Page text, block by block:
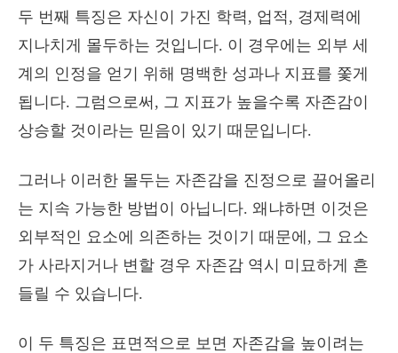
두 번째 특징은 자신이 가진 학력, 업적, 경제력에
지나치게 몰두하는 것입니다. 이 경우에는 외부 세
계의 인정을 얻기 위해 명백한 성과나 지표를 쫓게
됩니다. 그럼으로써, 그 지표가 높을수록 자존감이
상승할 것이라는 믿음이 있기 때문입니다.
그러나 이러한 몰두는 자존감을 진정으로 끌어올리
는 지속 가능한 방법이 아닙니다. 왜냐하면 이것은
외부적인 요소에 의존하는 것이기 때문에, 그 요소
가 사라지거나 변할 경우 자존감 역시 미묘하게 흔
들릴 수 있습니다.
이 두 특징은 표면적으로 보면 자존감을 높이려는